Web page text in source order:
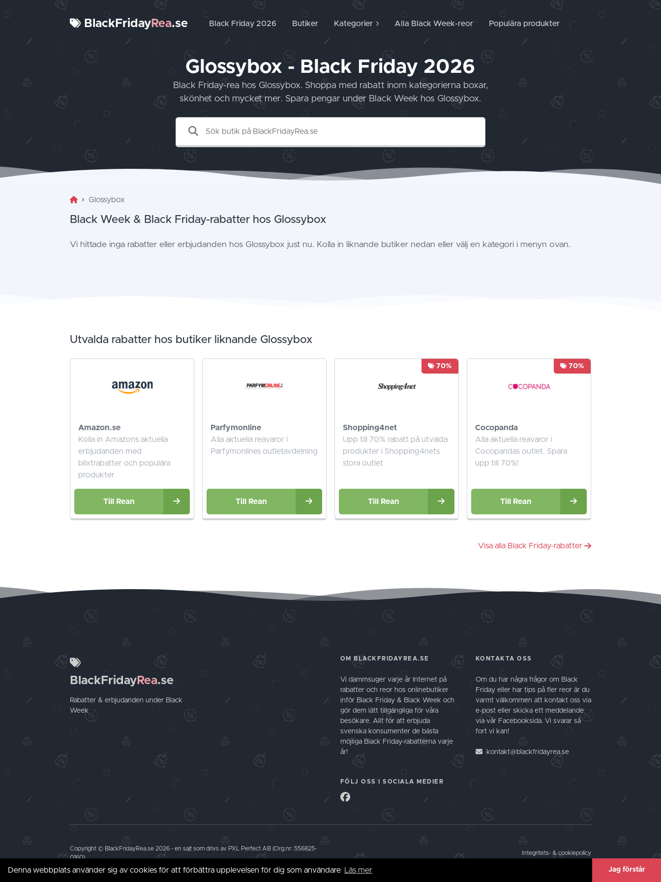
Denna webbplats använder sig av cookies för att förbättra upplevelsen för dig som användare Läs mer Jag förstår
BlackFriday Rea.se Black Friday 2026 Butiker Kategorier Alla Black Week-reor Populära produkter
Glossybox - Black Friday 2026
Black Friday-rea hos Glossybox. Shoppa med rabatt inom kategorierna boxar,
skönhet och mycket mer. Spara pengar under Black Week hos Glossybox.
Glossybox
Black Week & Black Friday-rabatter hos Glossybox
Vi hittade inga rabatter eller erbjudanden hos Glossybox just nu. Kolla in liknande butiker nedan eller välj en kategori i menyn ovan.
Utvalda rabatter hos butiker liknande Glossybox
Amazon.se
Kolla in Amazons aktuella
erbjudanden med
blixtrabatter och populära
produkter
Till Rean
Parfymonline
Alla aktuella reavaror i
Parfymonlines outletavdelning
Till Rean
70%
Shopping4net
Upp till 70% rabatt på utvalda
produkter i Shopping4nets
stora outlet
Till Rean
70%
Cocopanda
Alla aktuella reavaror i
Cocopandas outlet. Spara
upp till 70%!
Till Rean
Visa alla Black Friday-rabatter
BlackFriday Rea.se
Rabatter & erbjudanden under Black
Week
OM BLACKFRIDAYREA.SE
Vi dammsuger varje år Internet på
rabatter och reor hos onlinebutiker
inför Black Friday & Black Week och
gör dem lätt tillgängliga för våra
besökare. Allt för att erbjuda
svenska konsumenter de bästa
möjliga Black Friday-rabatterna varje
år!
FÖLJ OSS I SOCIALA MEDIER
KONTAKTA OSS
Om du har några frågor om Black
Friday eller har tips på fler reor är du
varmt välkommen att kontakt oss via
e-post eller skicka ett meddelande
via vår Facebooksida. Vi svarar så
fort vi kan!
kontakt@blackfridayrea.se
Copyright © BlackFridayRea.se 2026 - en sajt som drivs av PXL Perfect AB (Org.nr: 556825-
0160)
Integritets- & cookiepolicy